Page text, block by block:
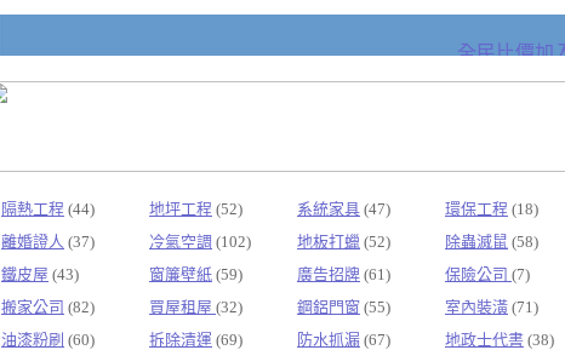
隔熱工程 (44) 地坪工程 (52) 系統家具 (47) 環保工程 (18)
離婚證人 (37) 冷氣空調 (102) 地板打蠟 (52) 除蟲滅鼠 (58)
鐵皮屋 (43) 窗簾壁紙 (59) 廣告招牌 (61) 保險公司 (7)
搬家公司 (82) 買屋租屋 (32) 鋼鋁門窗 (55) 室內裝潢 (71)
油漆粉刷 (60) 拆除清運 (69) 防水抓漏 (67) 地政士代書 (38)